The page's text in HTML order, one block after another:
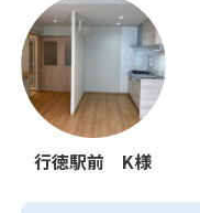
行徳駅前 K様